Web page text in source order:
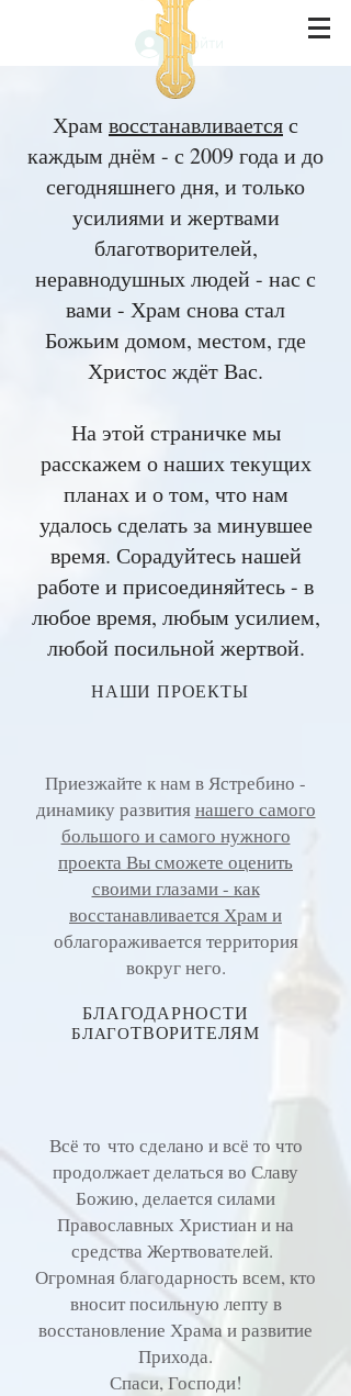
Войти
Храм восстанавливаетсяс
каждым днём - с 2009 года и до
сегодняшнего дня, и только
усилиями и жертвами
благотворителей,
неравнодушных людей - нас с
вами - Храм снова стал
Божьим домом, местом, где
Христос ждёт Вас.
На этой страничке мы
расскажем о наших текущих
планах и о том, что нам
удалось сделать за минувшее
время. Сорадуйтесь нашей
работе и присоединяйтесь - в
любое время, любым усилием,
любой посильной жертвой.
НАШИ ПРОЕКТЫ
Приезжайте к нам в Ястребино -
динамику развитиянашего самого
большого и самого нужного
проекта Вы сможете оценить
своими глазами - как
восстанавливается Храм и
облагораживается территория
вокруг него.
БЛАГОДАРНОСТИ
БЛАГОТВОРИТЕЛЯМ
Всё то что сделано и всё то что
продолжает делаться во Славу
Божию, делается силами
Православных Христиан и на
средства Жертвователей.
Огромная благодарность всем, кто
вносит посильную лепту в
восстановление Храма и развитие
Прихода.
Спаси, Господи!